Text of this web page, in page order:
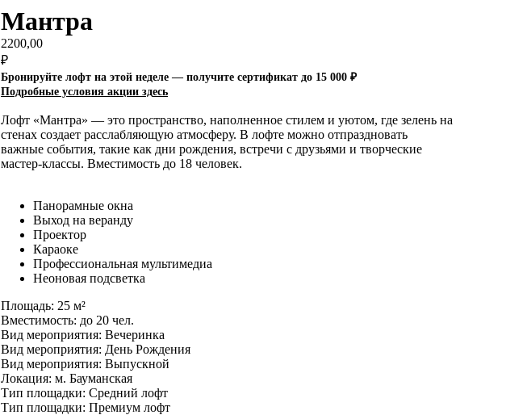
Мантра
2200,00
₽
Бронируйте лофт на этой неделе — получите сертификат до 15 000 ₽
Подробные условия акции здесь
Лофт «Мантра» — это пространство, наполненное стилем и уютом, где зелень на
стенах создает расслабляющую атмосферу. В лофте можно отпраздновать
важные события, такие как дни рождения, встречи с друзьями и творческие
мастер-классы. Вместимость до 18 человек.
Панорамные окна
Выход на веранду
Проектор
Караоке
Профессиональная мультимедиа
Неоновая подсветка
Площадь: 25 м²
Вместимость: до 20 чел.
Вид мероприятия: Вечеринка
Вид мероприятия: День Рождения
Вид мероприятия: Выпускной
Локация: м. Бауманская
Тип площадки: Средний лофт
Тип площадки: Премиум лофт